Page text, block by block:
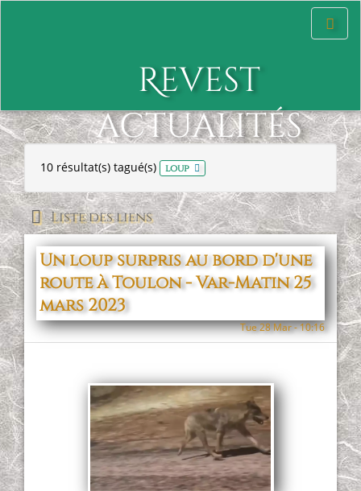
le
Revest
actualités
10 résultat(s) tagué(s) loup
Liste des liens
Un loup surpris au bord d'une
route à Toulon - Var-Matin 25
mars 2023
Tue 28 Mar - 10:16